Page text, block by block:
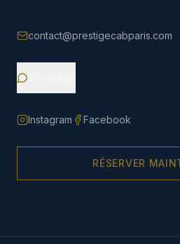
contact@prestigecabparis.com
Instagram Facebook
RÉSERVER